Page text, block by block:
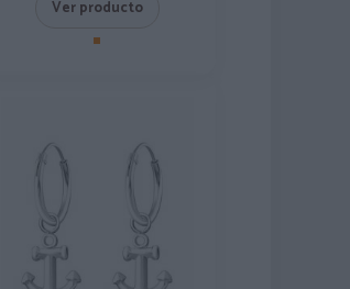
Ver producto